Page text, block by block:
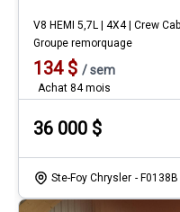
V8 HEMI 5,7L | 4X4 | Crew
Groupe remorquage
134$ /sem
Achat 84 mois
36 000 $
Ste-Foy Chrysler - F0138B